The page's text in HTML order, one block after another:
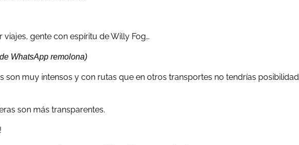
gente con espíritu de Willy Fog…
WhatsApp remolona)
son muy intensos y con rutas que en otros transportes no tendrías posibilidad
son más transparentes.